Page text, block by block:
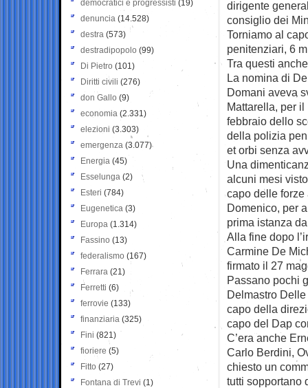
dirigente
consiglio dei
Torniamo al
penitenziari, 6
Tra questi
La nomina di
Domani aveva
Mattarella, per
febbraio dello
della polizia
et orbi senza
Una
alcuni mesi
capo delle forze
Domenico, per
prima istanza
Alla fine dopo
Carmine De
firmato il 27
Passano pochi
Delmastro
capo della
capo del Dap
C’era anche
Carlo Berdini,
chiesto un
tutti sopportano
democratici e progressisti (19)
denuncia (14.528)
destra (573)
destradipopolo (99)
Di Pietro (101)
Diritti civili (276)
don Gallo (9)
economia (2.331)
elezioni (3.303)
emergenza (3.077)
Energia (45)
Esselunga (2)
Esteri (784)
Eugenetica (3)
Europa (1.314)
Fassino (13)
federalismo (167)
Ferrara (21)
Ferretti (6)
ferrovie (133)
finanziaria (325)
Fini (821)
fioriere (5)
Fitto (27)
Fontana di Trevi (1)